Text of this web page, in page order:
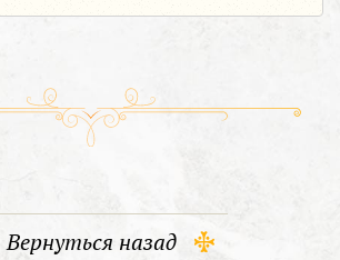
Вернуться назад